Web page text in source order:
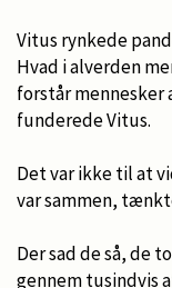
Vitus rynkede
Hvad i alverden
forstår mennesker
funderede Vitus.
Det var ikke til at
var sammen,
Der sad de så, de
gennem tusindvis